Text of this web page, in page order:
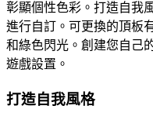
彰顯個性色彩。打造自我
進行自訂。可更換的頂板
和綠色閃光。創建您自己
遊戲設置。
打造自我風格